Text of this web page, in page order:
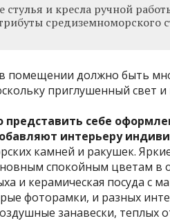
стулья и кресла ручной
средиземноморского
помещении должно быть
приглушенный свет
представить себе
интерьеру
камней и ракушек.
спокойным цветам в
и керамическая посуда с
фоторамки, и разных
занавески, теплых